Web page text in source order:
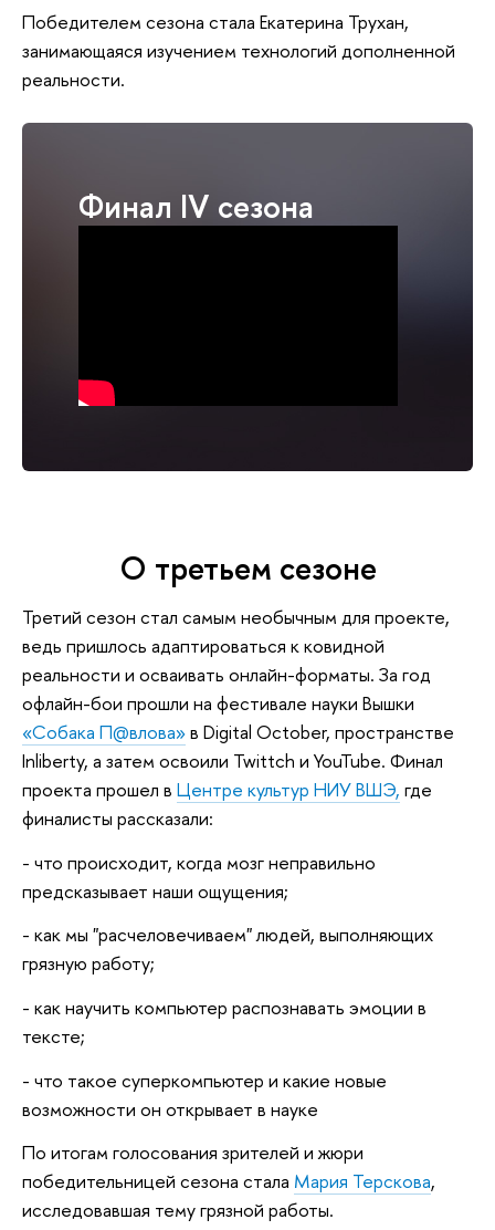
Победителем сезона стала Екатерина Трухан,
занимающаяся изучением технологий дополненной
реальности.
Финал IV сезона
О третьем сезоне
Третий сезон стал самым необычным для проекте,
ведь пришлось адаптироваться к ковидной
реальности и осваивать онлайн-форматы. За год
офлайн-бои прошли на фестивале науки Вышки
«Собака П@влова»в Digital October, пространстве
Inliberty, а затем освоили Twittch и YouTube. Финал
проекта прошел в Центре культур НИУ ВШЭ, где
финалисты рассказали:
- что происходит, когда мозг неправильно
предсказывает наши ощущения;
- как мы "расчеловечиваем" людей, выполняющих
грязную работу;
- как научить компьютер распознавать эмоции в
тексте;
- что такое суперкомпьютер и какие новые
возможности он открывает в науке
По итогам голосования зрителей и жюри
победительницей сезона стала Мария Терскова,
исследовавшая тему грязной работы.